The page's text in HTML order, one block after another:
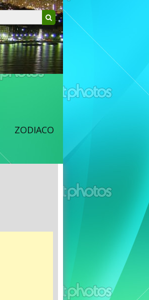
Cerca
ZODIACO